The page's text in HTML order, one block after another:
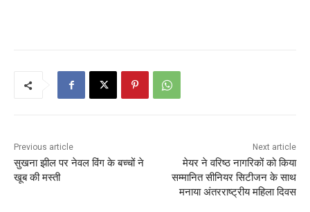
Previous article
सुखना झील पर नेवल विंग के बच्चों ने
खूब की मस्ती
Next article
मेयर ने वरिष्ठ नागरिकों को किया
सम्मानित सीनियर सिटीजन के साथ
मनाया अंतरराष्ट्रीय महिला दिवस